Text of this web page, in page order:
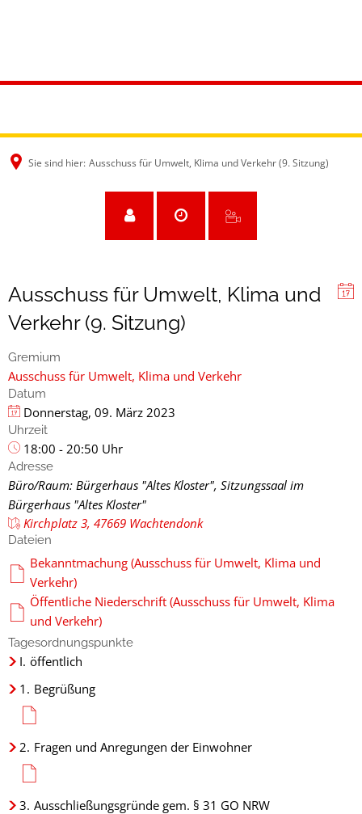
Sie sind hier: Ausschuss für Umwelt, Klima und Verkehr (9. Sitzung)
Ausschuss für Umwelt, Klima und
Verkehr (9. Sitzung)
Gremium
Ausschuss für Umwelt, Klima und Verkehr
Datum
Donnerstag, 09. März 2023
Uhrzeit
18:00 - 20:50 Uhr
Adresse
Büro/Raum: Bürgerhaus "Altes Kloster", Sitzungssaal im
Bürgerhaus "Altes Kloster"
Kirchplatz 3, 47669 Wachtendonk
Dateien
Bekanntmachung (Ausschuss für Umwelt, Klima und
Verkehr)
Öffentliche Niederschrift (Ausschuss für Umwelt, Klima
und Verkehr)
Tagesordnungspunkte
I. öffentlich
1. Begrüßung
2. Fragen und Anregungen der Einwohner
3. Ausschließungsgründe gem. § 31 GO NRW